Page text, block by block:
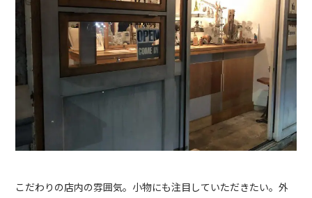
こだわりの店内の雰囲気。小物にも注目していただきたい。外